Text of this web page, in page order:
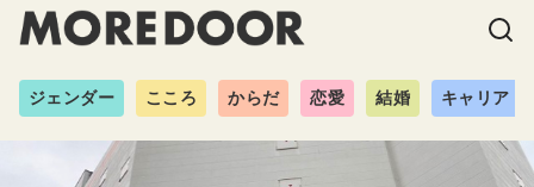
ジェンダー こころ からだ 恋愛 結婚 キャリア